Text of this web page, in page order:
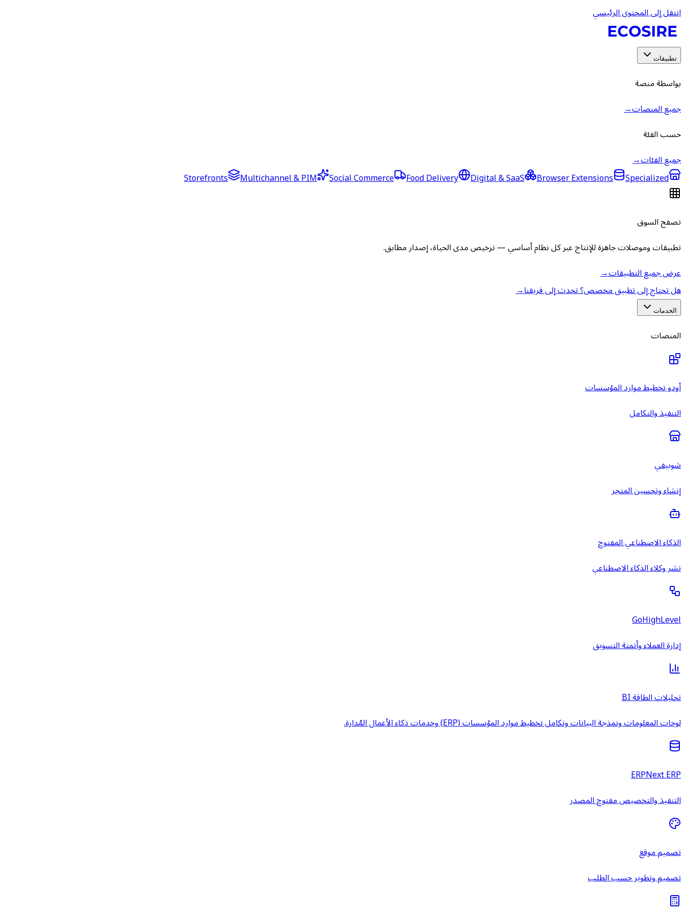
انتقل إلى المحتوى الرئيسي
تطبيقات
بواسطة منصة
جميع المنصات→
حسب الفئة
جميع الفئات→
Storefronts
Multichannel & PIM Social Commerce Food Delivery Digital & SaaS Browser Extensions Specialized
تصفح السوق
تطبيقات وموصلات جاهزة للإنتاج عبر كل نظام أساسي — ترخيص مدى الحياة، إصدار مطابق.
عرض جميع التطبيقات→
هل تحتاج إلى تطبيق مخصص؟ تحدث إلى فريقنا→
الخدمات
المنصات
أودو تخطيط موارد المؤسسات
التنفيذ والتكامل
شوبيفي
إنشاء وتحسين المتجر
الذكاء الاصطناعي المفتوح
نشر وكلاء الذكاء الاصطناعي
GoHighLevel
إدارة العملاء وأتمتة التسويق
تحليلات الطاقة BI
لوحات المعلومات ونمذجة البيانات وتكامل تخطيط موارد المؤسسات (ERP) وخدمات ذكاء الأعمال المُدارة.
ERPNext ERP
التنفيذ والتخصيص مفتوح المصدر
تصميم موقع
تصميم وتطوير حسب الطلب